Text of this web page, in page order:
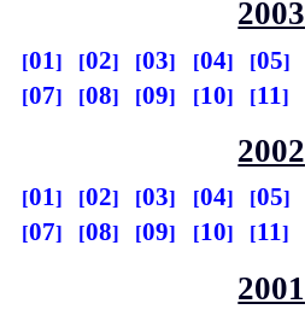
2003
01 02 03 04 05
07
08 09 10 11
2002
01 02 03 04 05
07
08 09 10 11
2001